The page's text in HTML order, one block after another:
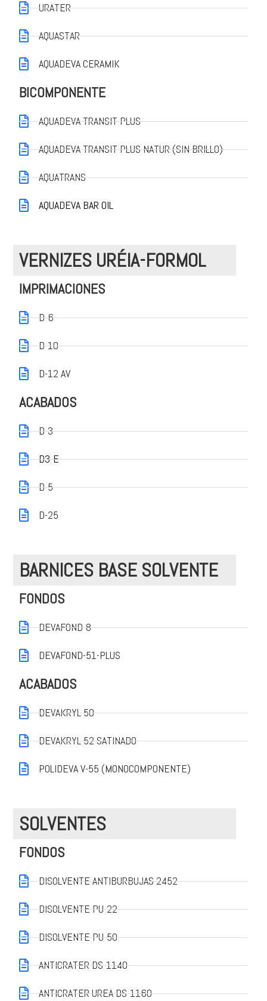
URATER
AQUASTAR
AQUADEVA CERAMIK
BICOMPONENTE
AQUADEVA TRANSIT PLUS
AQUADEVA TRANSIT PLUS NATUR (SIN BRILLO)
AQUATRANS
AQUADEVA BAR OIL
VERNIZES URÉIA-FORMOL
IMPRIMACIONES
D-6
D-10
D-12 AV
ACABADOS
D-3
D3-E
D-5
D-25
BARNICES BASE SOLVENTE
FONDOS
DEVAFOND-8
DEVAFOND-51-PLUS
ACABADOS
DEVAKRYL 50
DEVAKRYL 52 SATINADO
POLIDEVA V-55 (MONOCOMPONENTE)
SOLVENTES
FONDOS
DISOLVENTE ANTIBURBUJAS 2452
DISOLVENTE PU-22
DISOLVENTE PU-50
ANTICRATER DS-1140
ANTICRATER UREA DS-1160